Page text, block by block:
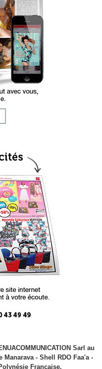
Sarl au
- Shell RDO Faa'a -
Française.